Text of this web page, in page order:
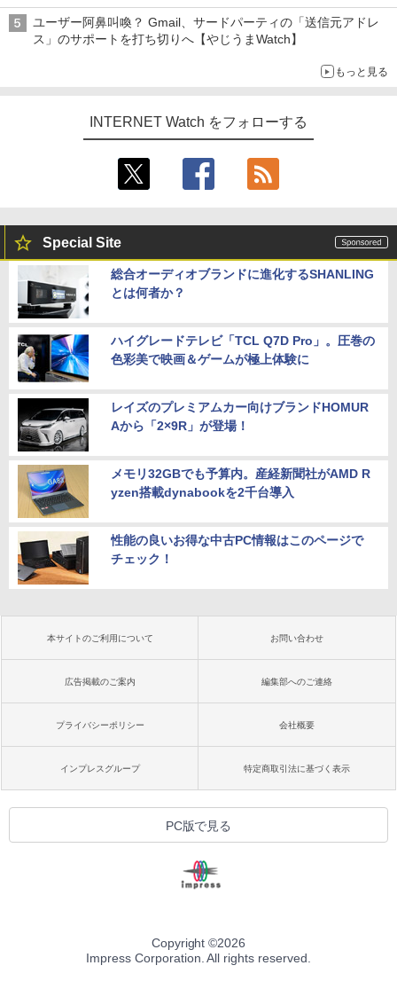
ECCメモリへのアップグレードも可能
ユーザー阿鼻叫喚？ Gmail、サードパーティの「送信元アドレ
ス」のサポートを打ち切りへ【やじうまWatch】
もっと見る
INTERNET Watch をフォローする
Special Site
総合オーディオブランドに進化するSHANLING
とは何者か？
ハイグレードテレビ「TCL Q7D Pro」。圧巻の
色彩美で映画＆ゲームが極上体験に
レイズのプレミアムカー向けブランドHOMUR
Aから「2×9R」が登場！
メモリ32GBでも予算内。産経新聞社がAMD R
yzen搭載dynabookを2千台導入
性能の良いお得な中古PC情報はこのページで
チェック！
本サイトのご利用について お問い合わせ
広告掲載のご案内 編集部へのご連絡
プライバシーポリシー 会社概要
インプレスグループ 特定商取引法に基づく表示
PC版で見る
Copyright ©2026
Impress Corporation. All rights reserved.